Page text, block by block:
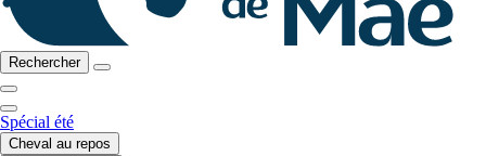
Rechercher
Spécial été
Cheval au repos